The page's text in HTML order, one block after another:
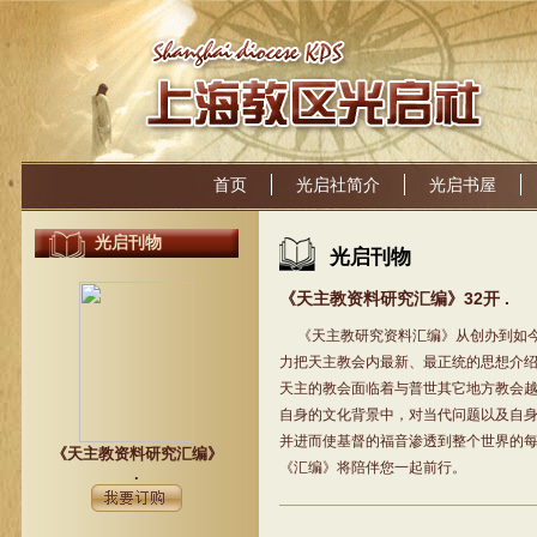
首页 光启社简介 光启书屋
光启刊物
《天主教资料研究汇编》
.
光启刊物
《天主教资料研究汇编》32开 .
《天主教研究资料汇编》从创办到
力把天主教会内最新、最正统的思想介
天主的教会面临着与普世其它地方教会
自身的文化背景中，对当代问题以及自
并进而使基督的福音渗透到整个世界的
《汇编》将陪伴您一起前行。